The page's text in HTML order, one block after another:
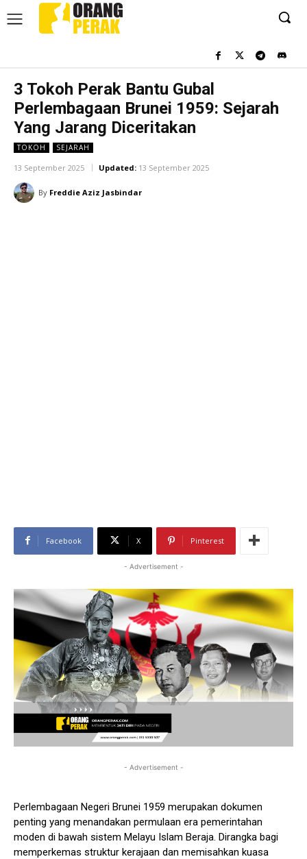
3 Tokoh Perak Bantu Gubal
Perlembagaan Brunei 1959: Sejarah
Yang Jarang Diceritakan
TOKOH SEJARAH
13 September 2025 Updated: 13 September 2025
By Freddie Aziz Jasbindar
Facebook X Pinterest
- Advertisement -
- Advertisement -
Perlembagaan Negeri Brunei 1959 merupakan dokumen
penting yang menandakan permulaan era pemerintahan
moden di bawah sistem Melayu Islam Beraja. Dirangka bagi
memperkemas struktur kerajaan dan memisahkan kuasa